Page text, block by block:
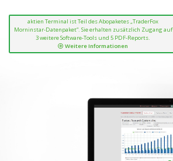
aktien Terminal ist Teil des Abopaketes „TraderFox
Morninstar-Datenpaket“. Sie erhalten zusätzlich Zugang auf
3 weitere Software-Tools und 5 PDF-Reports.
Weitere Informationen